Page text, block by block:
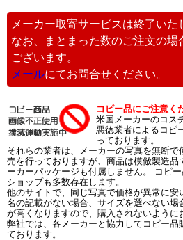
メーカー取寄サービスは終了いた
なお、まとまった数のご注文の場
ございます。
メールにてお問合せください。
コピー品にご注意く
米国メーカーのコス
悪徳業者によるコピ
っております。
それらの業者は、メーカーの写真を無断
売を行っておりますが、商品は模倣製造品
ーカーパッケージも付属しません。 コピ
ショップも多数存在します。
他のサイトで、同じ写真で価格が異常に安
名の記載がない場合、サイズを選べない
が高くなりますので、購入されないように
弊社では、各メーカーと協力してコピー品
ております。